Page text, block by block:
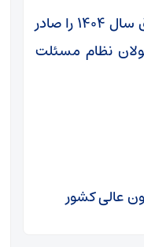
دستورات لازم را جهت اجرا و اعمال مواد ۹۶ و ۱۱۱ تامین اجتماعی در افزایش حقوق سال ۱۴۰۴ را صادر
نظام مسئلت
عالی کشور